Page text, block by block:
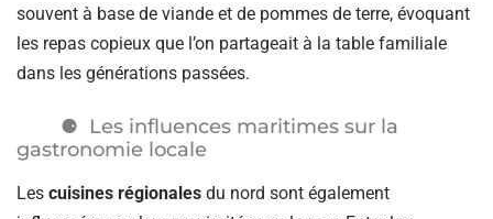
souvent à base de viande et de pommes de terre, évoquant
les repas copieux que l’on partageait à la table familiale
dans les générations passées.
Les influences maritimes sur la
gastronomie locale
Les cuisines régionales du nord sont également